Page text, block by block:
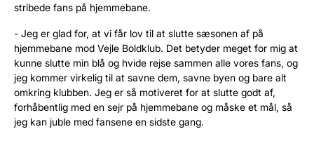
stribede fans på hjemmebane.
- Jeg er glad for, at vi får lov til at slutte sæsonen af på
hjemmebane mod Vejle Boldklub. Det betyder meget for mig at
kunne slutte min blå og hvide rejse sammen alle vores fans, og
jeg kommer virkelig til at savne dem, savne byen og bare alt
omkring klubben. Jeg er så motiveret for at slutte godt af,
forhåbentlig med en sejr på hjemmebane og måske et mål, så
jeg kan juble med fansene en sidste gang.